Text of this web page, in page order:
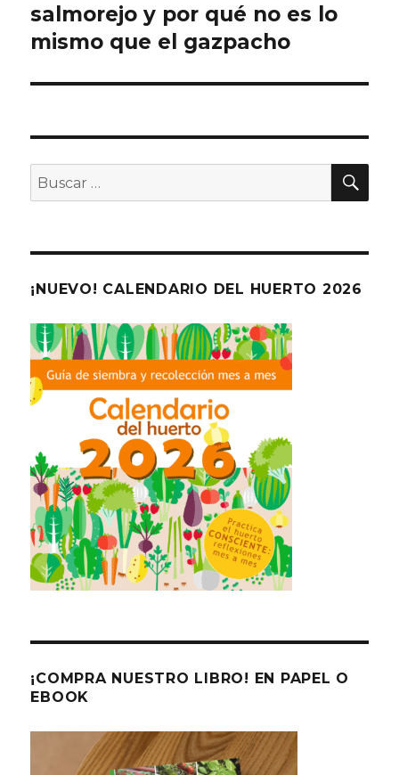
entradas
salmorejo y por qué no es lo
mismo que el gazpacho
Buscar
por:
¡NUEVO! CALENDARIO DEL HUERTO 2026
¡COMPRA NUESTRO LIBRO! EN PAPEL O
EBOOK